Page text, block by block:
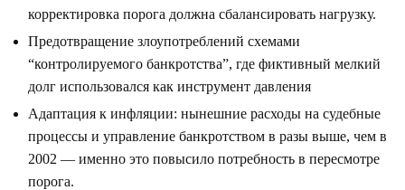
корректировка порога должна сбалансировать нагрузку.
Предотвращение злоупотреблений схемами
“контролируемого банкротства”, где фиктивный мелкий
долг использовался как инструмент давления
Адаптация к инфляции: нынешние расходы на судебные
процессы и управление банкротством в разы выше, чем в
2002 — именно это повысило потребность в пересмотре
порога.